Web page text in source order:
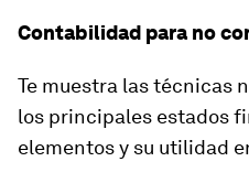
Contabilidad para no
Te muestra las técnicas
los principales estados
elementos y su utilidad